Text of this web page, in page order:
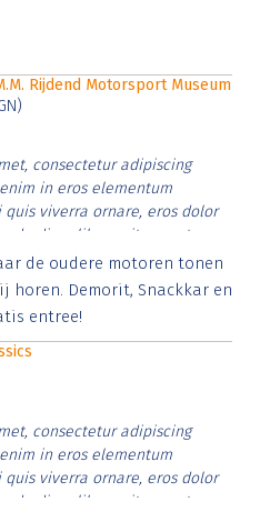
Rijdend Motorsport Museum
consectetur adipiscing
in eros elementum
quis viverra ornare, eros dolor
diam libero vitae erat.
justo cursus id rutrum lorem
risus tristique posuere.
de oudere motoren tonen
horen. Demorit, Snackkar en
entree!
consectetur adipiscing
in eros elementum
quis viverra ornare, eros dolor
diam libero vitae erat.